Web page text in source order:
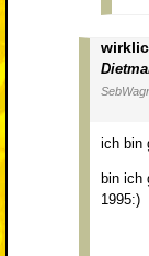
ich bin
bin ich
1995:)